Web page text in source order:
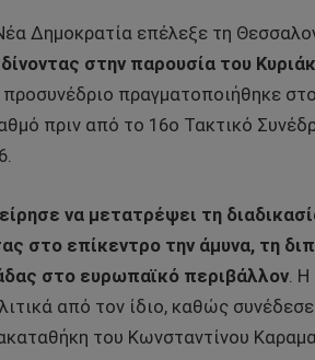
Δημοκρατία επέλεξε τη
δίνοντας στην παρουσία του
πραγματοποιήθηκε
πριν από το 16ο Τακτικό
να μετατρέψει τη
στο επίκεντρο την άμυνα, τη
στο ευρωπαϊκό περιβάλλον .
από τον ίδιο, καθώς
του Κωνσταντίνου